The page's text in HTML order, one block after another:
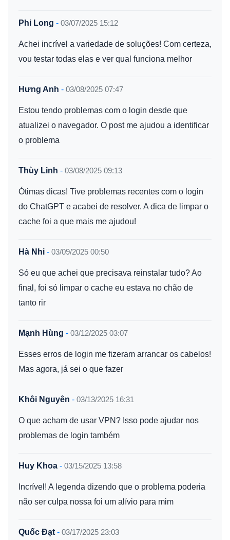
Phi Long - 03/07/2025 15:12
Achei incrível a variedade de soluções! Com certeza,
vou testar todas elas e ver qual funciona melhor
Hưng Anh - 03/08/2025 07:47
Estou tendo problemas com o login desde que
atualizei o navegador. O post me ajudou a identificar
o problema
Thùy Linh - 03/08/2025 09:13
Ótimas dicas! Tive problemas recentes com o login
do ChatGPT e acabei de resolver. A dica de limpar o
cache foi a que mais me ajudou!
Hà Nhi - 03/09/2025 00:50
Só eu que achei que precisava reinstalar tudo? Ao
final, foi só limpar o cache eu estava no chão de
tanto rir
Mạnh Hùng - 03/12/2025 03:07
Esses erros de login me fizeram arrancar os cabelos!
Mas agora, já sei o que fazer
Khôi Nguyên - 03/13/2025 16:31
O que acham de usar VPN? Isso pode ajudar nos
problemas de login também
Huy Khoa - 03/15/2025 13:58
Incrível! A legenda dizendo que o problema poderia
não ser culpa nossa foi um alívio para mim
Quốc Đạt - 03/17/2025 23:03